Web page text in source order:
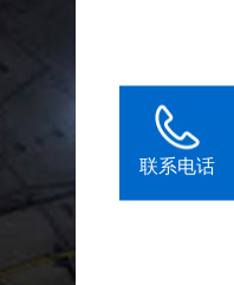
联系电话